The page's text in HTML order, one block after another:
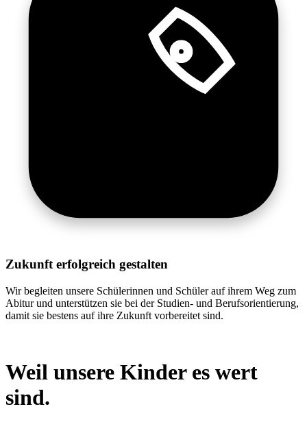
Zukunft erfolgreich gestalten
Wir begleiten unsere Schülerinnen und Schüler auf ihrem Weg zum
Abitur und unterstützen sie bei der Studien- und Berufsorientierung,
damit sie bestens auf ihre Zukunft vorbereitet sind.
Weil unsere Kinder es wert
sind.